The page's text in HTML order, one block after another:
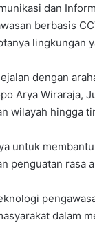
dan
berbasis
lingkungan
dengan
Arya Wiraraja,
wilayah hingga
untuk
penguatan rasa
dalam